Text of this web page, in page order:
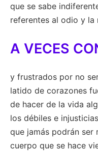
que se sabe
referentes al odio y la
A VECES
y frustrados por no
latido de corazones
de hacer de la vida
los débiles e
que jamás podrán ser
cuerpo que se hace